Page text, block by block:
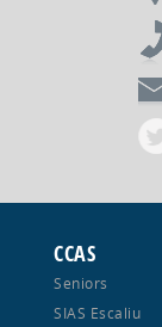
CCAS
Seniors
SIAS Escaliu